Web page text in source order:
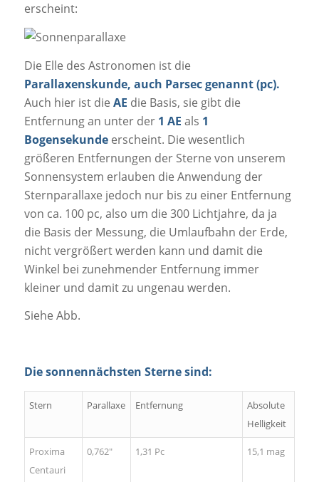
erscheint:
Die Elle des Astronomen ist die
Parallaxenskunde, auch Parsec genannt (pc).
Auch hier ist die AE die Basis, sie gibt die
Entfernung an unter der 1 AE als 1
Bogensekundeerscheint. Die wesentlich
größeren Entfernungen der Sterne von unserem
Sonnensystem erlauben die Anwendung der
Sternparallaxe jedoch nur bis zu einer Entfernung
von ca. 100 pc, also um die 300 Lichtjahre, da ja
die Basis der Messung, die Umlaufbahn der Erde,
nicht vergrößert werden kann und damit die
Winkel bei zunehmender Entfernung immer
kleiner und damit zu ungenau werden.
Siehe Abb.
Die sonnennächsten Sterne sind:
Stern Parallaxe Entfernung
Absolute
Helligkeit
Proxima
Centauri
0,762″ 1,31 Pc 15,1 mag